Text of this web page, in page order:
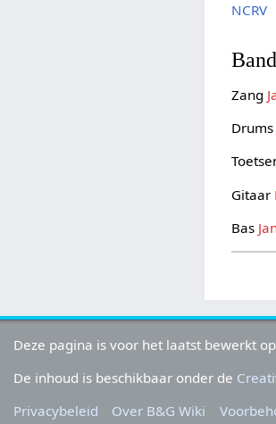
NCRV
Band
Zang
Drums
Gitaar
Bas
Deze pagina is voor het laatst bewerkt
De inhoud is beschikbaar onder de
Privacybeleid
Over B&G Wiki